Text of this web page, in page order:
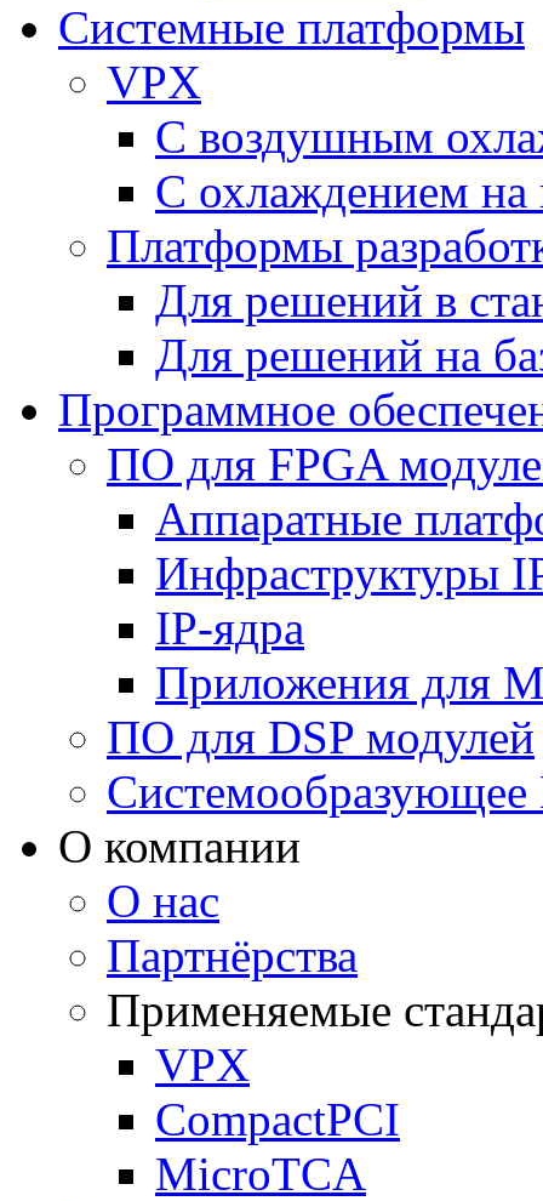
Системные платформы
VPX
С воздушным
С охлаждением на
Платформы
Для решений в
Для решений на
Программное
ПО для FPGA
Аппаратные
Инфраструктуры
IP-ядра
Приложения для
ПО для DSP модулей
О компании
О нас
Партнёрства
Применяемые
VPX
CompactPCI
MicroTCA